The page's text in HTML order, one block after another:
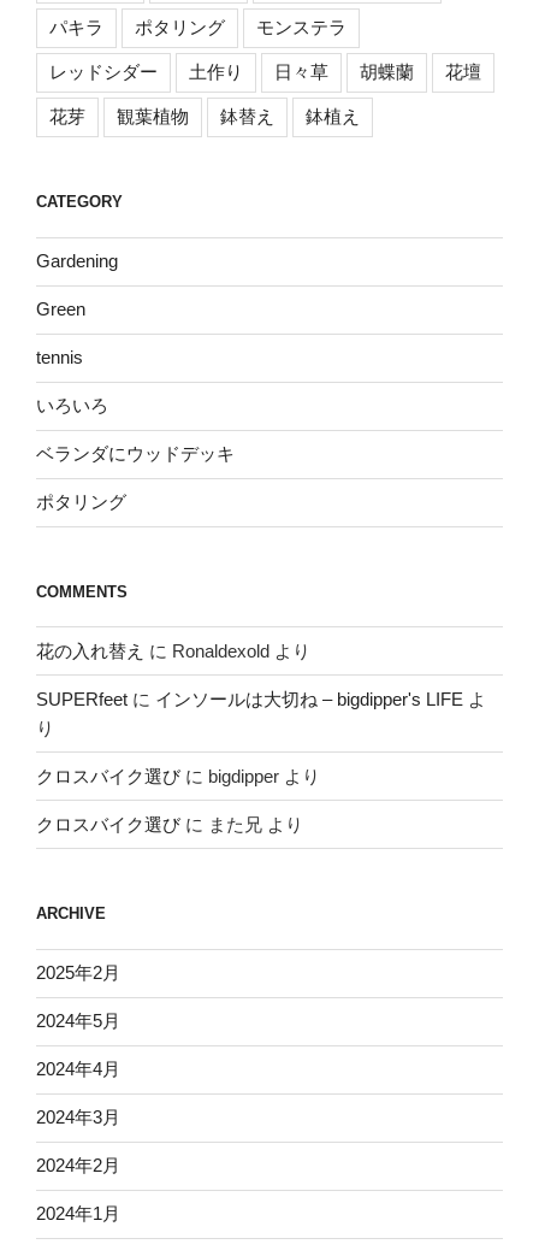
パキラ ポタリング モンステラ
レッドシダー 土作り 日々草 胡蝶蘭 花壇
花芽 観葉植物 鉢替え 鉢植え
CATEGORY
Gardening
Green
tennis
いろいろ
ベランダにウッドデッキ
ポタリング
COMMENTS
花の入れ替え に Ronaldexold より
SUPERfeet に インソールは大切ね – bigdipper's LIFE よ
り
クロスバイク選び に bigdipper より
クロスバイク選び に また兄 より
ARCHIVE
2025年2月
2024年5月
2024年4月
2024年3月
2024年2月
2024年1月